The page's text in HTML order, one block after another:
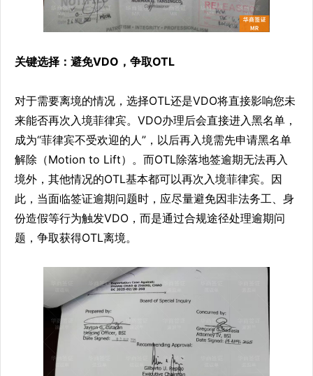
关键选择：避免VDO，争取OTL
对于需要离境的情况，选择OTL还是VDO将直接影响您未
来能否再次入境菲律宾。VDO办理后会直接进入黑名单，
成为“菲律宾不受欢迎的人”，以后再入境需先申请黑名单
解除（Motion to Lift）。而OTL除落地签逾期无法再入
境外，其他情况的OTL基本都可以再次入境菲律宾。因
此，当面临签证逾期问题时，应尽量避免因非法务工、身
份造假等行为触发VDO，而是通过合规途径处理逾期问
题，争取获得OTL离境。